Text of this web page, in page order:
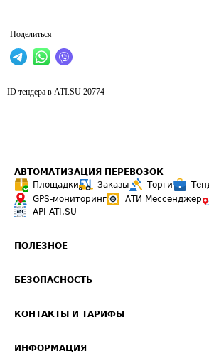
Поделиться
ID тендера в ATI.SU 20774
АВТОМАТИЗАЦИЯ ПЕРЕВОЗОК
Площадки
Заказы Торги
GPS-мониторинг
АТИ Мессенджер
API ATI.SU
ПОЛЕЗНОЕ
Звезды ATI.SU на вашем сайте
Средние ставки
БЕЗОПАСНОСТЬ
Светофор+
КОНТАКТЫ И ТАРИФЫ
ИНФОРМАЦИЯ